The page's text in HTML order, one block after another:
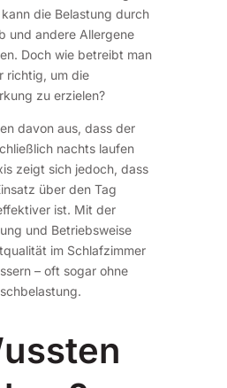
die Belastung durch
und andere Allergene
Doch wie betreibt man
richtig, um die
zu erzielen?
davon aus, dass der
nachts laufen
zeigt sich jedoch, dass
über den Tag
ist. Mit der
und Betriebsweise
im Schlafzimmer
– oft sogar ohne